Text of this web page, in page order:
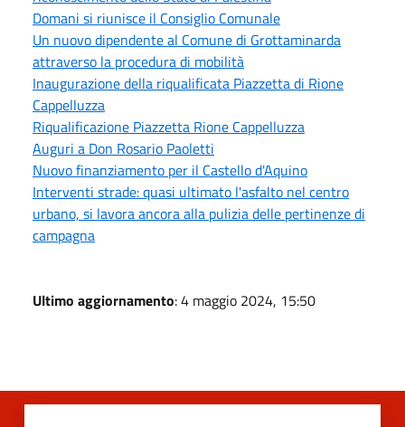
Domani si riunisce il Consiglio Comunale
Un nuovo dipendente al Comune di Grottaminarda
attraverso la procedura di mobilità
Inaugurazione della riqualificata Piazzetta di Rione
Cappelluzza
Riqualificazione Piazzetta Rione Cappelluzza
Auguri a Don Rosario Paoletti
Nuovo finanziamento per il Castello d'Aquino
Interventi strade: quasi ultimato l'asfalto nel centro
urbano, si lavora ancora alla pulizia delle pertinenze di
campagna
Ultimo aggiornamento: 4 maggio 2024, 15:50